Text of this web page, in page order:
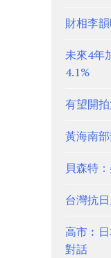
財相李
未來4年
4.1%
有望開
黃海南
貝森特
台灣抗
高市︰
對話